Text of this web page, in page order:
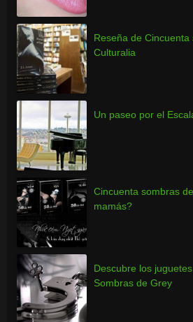
Reseña de Cincuenta
Culturalia
Un paseo por el
Cincuenta sombras
mamás?
Descubre los
Sombras de Grey